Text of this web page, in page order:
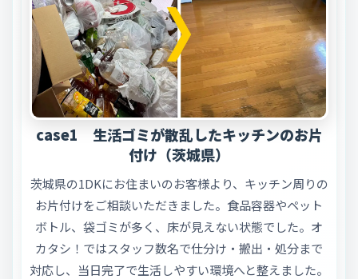
case1 生活ゴミが散乱したキッチンのお片
付け（茨城県）
茨城県の1DKにお住まいのお客様より、キッチン周りの
お片付けをご相談いただきました。食品容器やペット
ボトル、袋ゴミが多く、床が見えない状態でした。オ
カタシ！ではスタッフ数名で仕分け・搬出・処分まで
対応し、当日完了で生活しやすい環境へと整えました。